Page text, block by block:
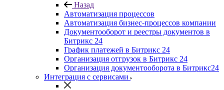
Назад
Автоматизация процессов
Автоматизация бизнес-процессов компании
Документооборот и реестры документов в
Битрикс 24
График платежей в Битрикс 24
Организация отгрузок в Битрикс 24
Организация документооборота в Битрикс24
Интеграция с сервисами